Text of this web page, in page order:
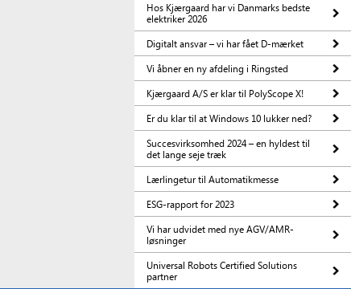
Hos Kjærgaard har vi Danmarks bedste
elektriker 2026
Digitalt ansvar – vi har fået D-mærket
Vi åbner en ny afdeling i Ringsted
Kjærgaard A/S er klar til PolyScope X!
Er du klar til at Windows 10 lukker ned?
Succesvirksomhed 2024 – en hyldest til
det lange seje træk
Lærlingetur til Automatikmesse
ESG-rapport for 2023
Vi har udvidet med nye AGV/AMR-
løsninger
Universal Robots Certified Solutions
partner